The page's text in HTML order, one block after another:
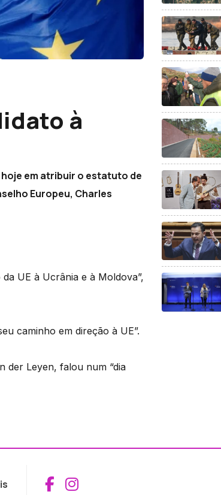
à
em atribuir o estatuto de
Europeu, Charles
UE à Ucrânia e à Moldova”,
caminho em direção à UE”.
der Leyen, falou num “dia
Aceder ao Facebook
Aceder ao